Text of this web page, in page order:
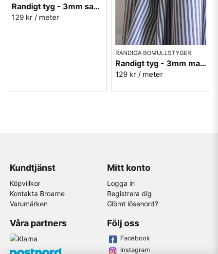
Randigt tyg - 3mm sand
129 kr / meter
RANDIGA BOMULLSTYGER
Randigt tyg - 3mm marinblå
129 kr / meter
Kundtjänst
Köpvillkor
Kontakta Broarne
Varumärken
Mitt konto
Logga in
Registrera dig
Glömt lösenord?
Våra partners Följ oss
Facebook
Instagram